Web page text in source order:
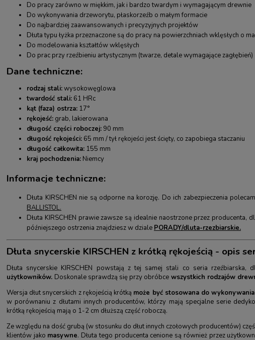
uniwersalny
18,90 zł 21,00 zł
Cena regularna:21,00 zł
Najniższa cena:21,00 zł
KUP TERAZ
Do pracy zarówno w miękkim, jak i bardzo twardym i wymagającym drewnie
Do wykonywania drzeworytu, płaskorzeźb o małym formacie
Do najbardziej zaawansowanych i precyzyjnych projektów
Dłuta typu łyżka przeznaczone są do pracy na powierzchniach wklęsłych o
Do modelowania kształtów wklęsłych
Do prac przy rzeźbieniu artystycznym (twarze, detale wymagające zagłębień)
Dane techniczne:
rodzaj stali:wysokowęglowa
twardość stali: 61 HRc
kąt (faza) ostrza: 17°
rękojeść: grab, lakierowana
długość części roboczej:90 mm
długość rękojeści: 65 mm / tył rękojeści jest ścięty, co zapobiega staczaniu
długość całkowita: 155 mm
kraj pochodzenia: Niemcy
Informacje techniczne:
Dłuta KIRSCHEN nie są odporne na korozję. Do ich zabezpieczenia
BALLISTOL.
Dłuta KIRSCHEN prawie zawsze są idealnie naostrzone przez producenta,
późniejszego ostrzenia znajdziesz w dziale PORADY/dluta-rzezbiarskie.
Dłuta snycerskie KIRSCHEN z krótką rękojeścią - opis
Dłuta snycerskie KIRSCHEN powstają z tej samej stali co seria rzeźbiarska,
użytkowników. Doskonale sprawdzą się przy obróbce wszystkich rodzajów
Wersja dłut snycerskich z rękojeścią krótką może być stosowana do
w porównaniu z dłutami innych producentów, którzy mają specjalne serie
krótką rękojeścią mają o 1-2 cm dłuższą część roboczą.
Ze względu na dość grubą (w stosunku do dłut innych czołowych producentów)
klientów jako masywne. Dłuta tego producenta cenione są również przez